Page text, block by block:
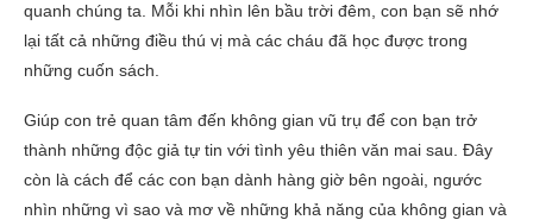
quanh chúng ta. Mỗi khi nhìn lên bầu trời đêm, con bạn sẽ nhớ
lại tất cả những điều thú vị mà các cháu đã học được trong
những cuốn sách.
Giúp con trẻ quan tâm đến không gian vũ trụ để con bạn trở
thành những độc giả tự tin với tình yêu thiên văn mai sau. Đây
còn là cách để các con bạn dành hàng giờ bên ngoài, ngước
nhìn những vì sao và mơ về những khả năng của không gian và